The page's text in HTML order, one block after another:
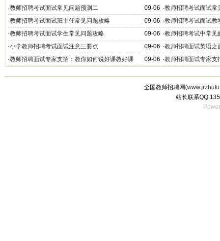
09-06
·教师招聘考试面试常见问题预测二 ·教师招聘考试面试常
09-06
·教师招聘考试面试班主任常见问题攻略 ·教师招聘考试面试教
09-06
·教师招聘考试面试学生常见问题攻略 ·教师招聘考试中常见
09-06
·小学教师招聘考试面试注意三要点 ·教师招聘面试英语之
09-06
·教师招聘面试专家支招：教你如何说好课教好课 ·教师招聘面试专家支
全国教师招聘网(
站长联系